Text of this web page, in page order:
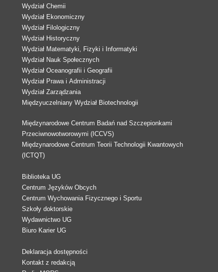
Wydział Chemii
Wydział Ekonomiczny
Wydział Filologiczny
Wydział Historyczny
Wydział Matematyki, Fizyki i Informatyki
Wydział Nauk Społecznych
Wydział Oceanografii i Geografii
Wydział Prawa i Administracji
Wydział Zarządzania
Międzyuczelniany Wydział Biotechnologii
Międzynarodowe Centrum Badań nad Szczepionkami
Przeciwnowotworowymi (ICCVS)
Międzynarodowe Centrum Teorii Technologii Kwantowych
(ICTQT)
Biblioteka UG
Centrum Języków Obcych
Centrum Wychowania Fizycznego i Sportu
Szkoły doktorskie
Wydawnictwo UG
Biuro Karier UG
Deklaracja dostępności
Kontakt z redakcją